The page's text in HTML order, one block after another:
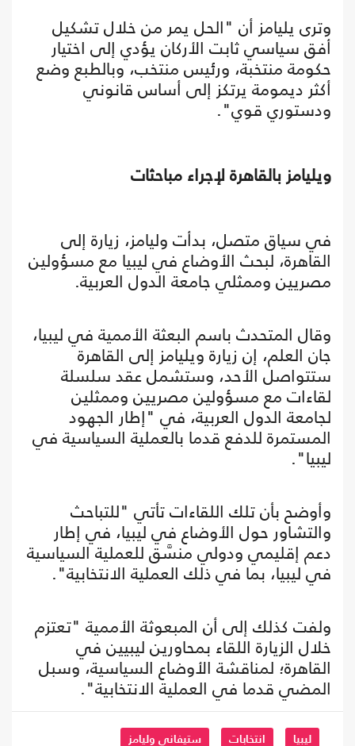
وترى يليامز أن "الحل يمر من خلال تشكيل
أفق سياسي ثابت الأركان يؤدي إلى اختيار
حكومة منتخبة، ورئيس منتخب، وبالطبع وضع
أكثر ديمومة يرتكز إلى أساس قانوني
ودستوري قوي".
ويليامز بالقاهرة لإجراء مباحثات
في سياق متصل، بدأت وليامز، زيارة إلى
القاهرة، لبحث الأوضاع في ليبيا مع مسؤولين
مصريين وممثلي جامعة الدول العربية.
وقال المتحدث باسم البعثة الأممية في ليبيا،
جان العلم، إن زيارة ويليامز إلى القاهرة
ستتواصل الأحد، وستشمل عقد سلسلة
لقاءات مع مسؤولين مصريين وممثلين
لجامعة الدول العربية، في "إطار الجهود
المستمرة للدفع قدما بالعملية السياسية في
ليبيا".
وأوضح بأن تلك اللقاءات تأتي "للتباحث
والتشاور حول الأوضاع في ليبيا، في إطار
دعم إقليمي ودولي منسَّق للعملية السياسية
في ليبيا، بما في ذلك العملية الانتخابية".
ولفت كذلك إلى أن المبعوثة الأممية "تعتزم
خلال الزيارة اللقاء بمحاورين ليبيين في
القاهرة؛ لمناقشة الأوضاع السياسية، وسبل
المضي قدما في العملية الانتخابية".
ليبيا انتخابات ستيفاني وليامز